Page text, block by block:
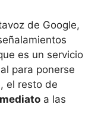
de Google,
es un servicio
para ponerse
el resto de
a las